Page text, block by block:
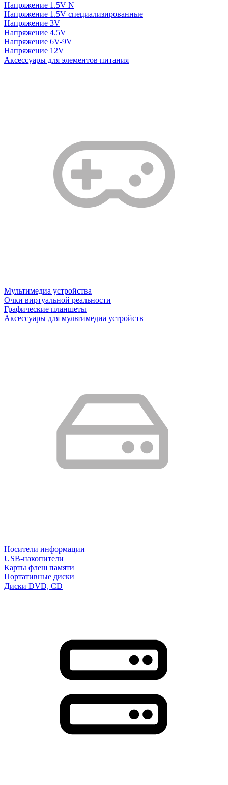
Напряжение 1.5V N
Напряжение 1.5V специализированные
Напряжение 3V
Напряжение 4.5V
Напряжение 6V-9V
Напряжение 12V
Аксессуары для элементов питания
Мультимедиа устройства
Очки виртуальной реальности
Графические планшеты
Аксессуары для мультимедиа устройств
Носители информации
USB-накопители
Карты флеш памяти
Портативные диски
Диски DVD, CD